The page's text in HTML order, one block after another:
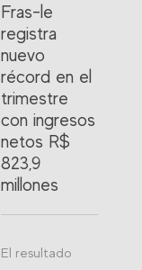
Fras-le
registra
nuevo
récord en el
trimestre
con ingresos
netos R$
823,9
millones
El resultado